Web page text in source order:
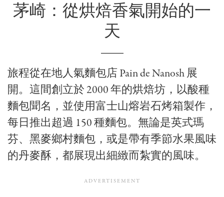
茅崎：從烘焙香氣開始的一
天
旅程從在地人氣麵包店 Pain de Nanosh 展
開。這間創立於 2000 年的烘焙坊，以酸種
麵包聞名，並使用富士山熔岩石烤箱製作，
每日推出超過 150 種麵包。無論是英式瑪
芬、黑麥鄉村麵包，或是帶有季節水果風味
的丹麥酥，都展現出細緻而紮實的風味。